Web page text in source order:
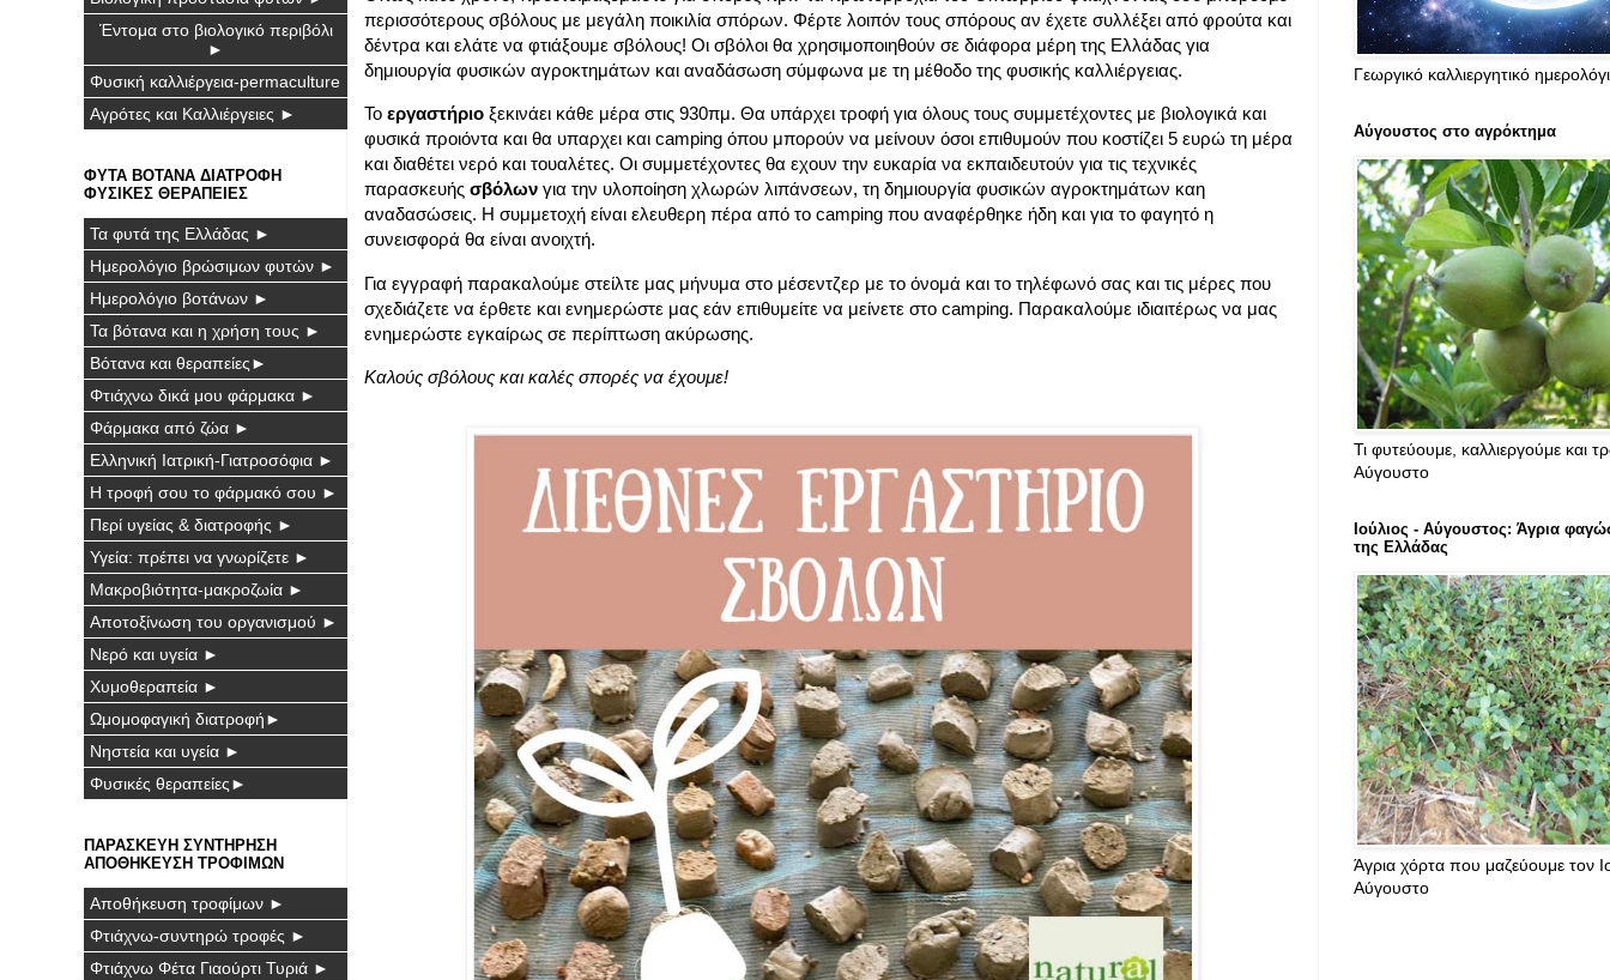
περισσότερους σβόλους με μεγάλη ποικιλία σπόρων. Φέρτε λοιπόν τους σπόρους αν έχετε συλλέξει από φρούτα και
δέντρα και ελάτε να φτιάξουμε σβόλους! Οι σβόλοι θα χρησιμοποιηθούν σε διάφορα μέρη της Ελλάδας για
δημιουργία φυσικών αγροκτημάτων και αναδάσωση σύμφωνα με τη μέθοδο της φυσικής καλλιέργειας.
Το εργαστήριο ξεκινάει κάθε μέρα στις 930πμ. Θα υπάρχει τροφή για όλους τους συμμετέχοντες με βιολογικά και
φυσικά προιόντα και θα υπαρχει και camping όπου μπορούν να μείνουν όσοι επιθυμούν που κοστίζει 5 ευρώ τη μέρα
και διαθέτει νερό και τουαλέτες. Οι συμμετέχοντες θα εχουν την ευκαρία να εκπαιδευτούν για τις τεχνικές
παρασκευής σβόλων για την υλοποίηση χλωρών λιπάνσεων, τη δημιουργία φυσικών αγροκτημάτων καη
αναδασώσεις. Η συμμετοχή είναι ελευθερη πέρα από το camping που αναφέρθηκε ήδη και για το φαγητό η
συνεισφορά θα είναι ανοιχτή.
Για εγγραφή παρακαλούμε στείλτε μας μήνυμα στο μέσεντζερ με το όνομά και το τηλέφωνό σας και τις μέρες που
σχεδιάζετε να έρθετε και ενημερώστε μας εάν επιθυμείτε να μείνετε στο camping. Παρακαλούμε ιδιαιτέρως να μας
ενημερώστε εγκαίρως σε περίπτωση ακύρωσης.
Καλούς σβόλους και καλές σπορές να έχουμε!
Έντομα στο βιολογικό περιβόλι
►
Φυσική καλλιέργεια-permaculture
Αγρότες και Καλλιέργειες ►
ΦΥΤΑ ΒΟΤΑΝΑ ΔΙΑΤΡΟΦΗ
ΦΥΣΙΚΕΣ ΘΕΡΑΠΕΙΕΣ
Τα φυτά της Ελλάδας ►
Ημερολόγιο βρώσιμων φυτών ►
Ημερολόγιο βοτάνων ►
Τα βότανα και η χρήση τους ►
Βότανα και θεραπείες►
Φτιάχνω δικά μου φάρμακα ►
Φάρμακα από ζώα ►
Ελληνική Ιατρική-Γιατροσόφια ►
Η τροφή σου το φάρμακό σου ►
Περί υγείας & διατροφής ►
Υγεία: πρέπει να γνωρίζετε ►
Μακροβιότητα-μακροζωία ►
Αποτοξίνωση του οργανισμού ►
Νερό και υγεία ►
Χυμοθεραπεία ►
Ωμομοφαγική διατροφή►
Νηστεία και υγεία ►
Φυσικές θεραπείες►
ΠΑΡΑΣΚΕΥΗ ΣΥΝΤΗΡΗΣΗ
ΑΠΟΘΗΚΕΥΣΗ ΤΡΟΦΙΜΩΝ
Αποθήκευση τροφίμων ►
Φτιάχνω-συντηρώ τροφές ►
Φτιάχνω Φέτα Γιαούρτι Τυριά ►
Γεωργικό καλλιεργητικό
Αύγουστος στο αγρόκτημα
Τι φυτεύουμε, καλλιεργούμε και
Αύγουστο
Ιούλιος - Αύγουστος: Άγρια
της Ελλάδας
Άγρια χόρτα που μαζεύουμε τον
Αύγουστο